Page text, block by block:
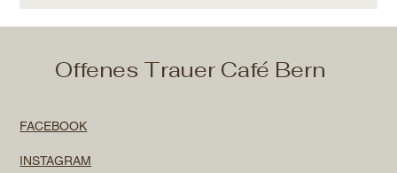
Offenes Trauer Café Bern
FACEBOOK
INSTAGRAM